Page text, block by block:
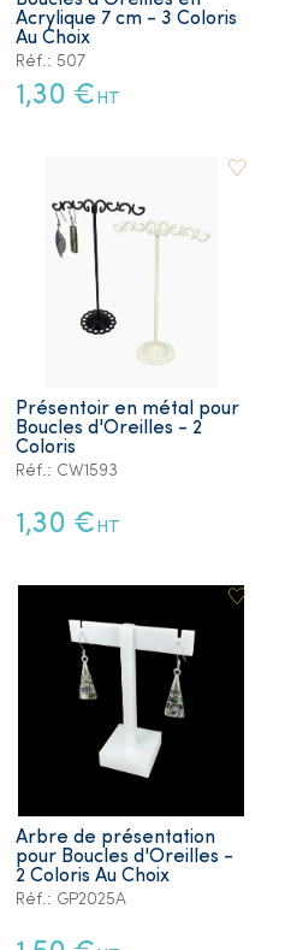
Acrylique 7 cm - 3 Coloris
Au Choix
Réf.: 507
1,30 € HT
Présentoir en métal pour
Boucles d'Oreilles - 2
Coloris
Réf.: CW1593
1,30 € HT
Arbre de présentation
pour Boucles d'Oreilles -
2 Coloris Au Choix
Réf.: GP2025A